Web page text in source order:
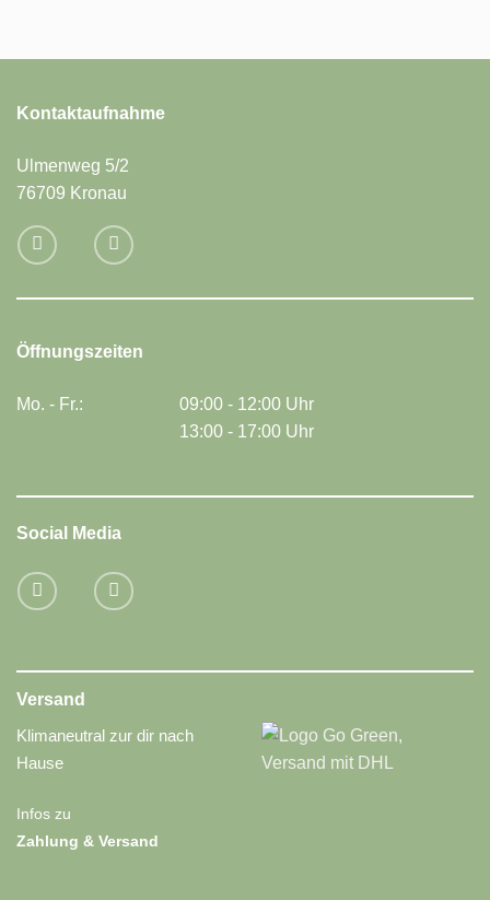
Kontaktaufnahme
Ulmenweg 5/2
76709 Kronau
Öffnungszeiten
Mo. - Fr.:
09:00 - 12:00 Uhr
13:00 - 17:00 Uhr
Social Media
Versand
Klimaneutral zur dir nach
Hause
Infos zu
Zahlung & Versand